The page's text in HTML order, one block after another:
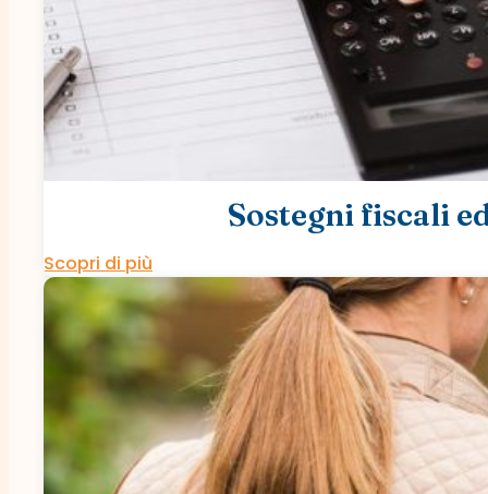
Sostegni fiscali
Scopri di più